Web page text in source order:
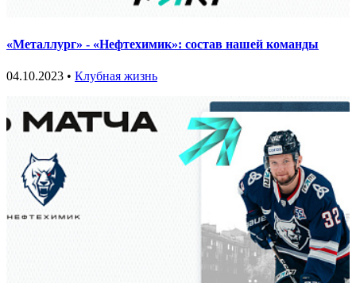
«Металлург» - «Нефтехимик»: состав нашей команды
04.10.2023 • Клубная жизнь